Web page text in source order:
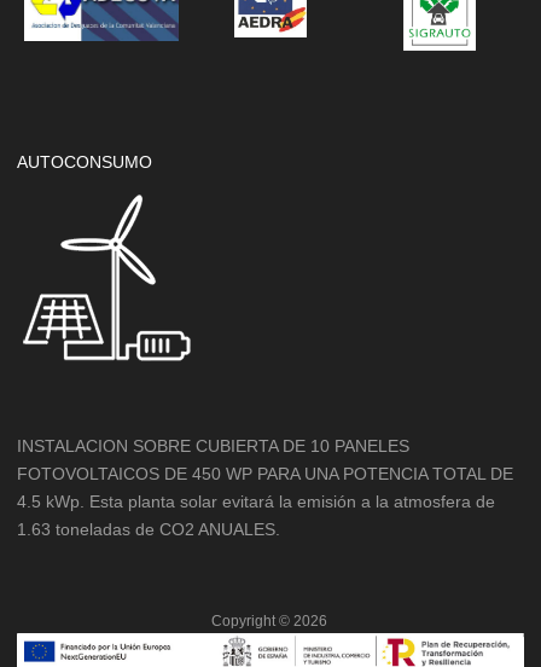
AUTOCONSUMO
INSTALACION SOBRE CUBIERTA DE 10 PANELES
FOTOVOLTAICOS DE 450 WP PARA UNA POTENCIA TOTAL DE
4.5 kWp. Esta planta solar evitará la emisión a la atmosfera de
1.63 toneladas de CO2 ANUALES.
Copyright © 2026